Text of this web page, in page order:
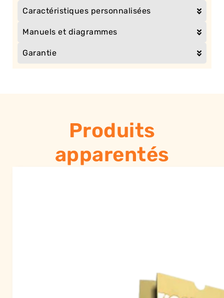
Caractéristiques personnalisées
Manuels et diagrammes
Garantie
Produits
apparentés